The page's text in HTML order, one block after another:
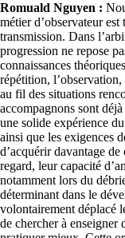
Romuald Nguyen :
métier d’observateur
transmission. Dans
progression ne repose
connaissances
répétition, l’observation,
au fil des situations
accompagnons sont
une solide expérience
ainsi que les exigences
d’acquérir davantage
regard, leur capacité
notamment lors du
déterminant dans le
volontairement déplacé
de chercher à enseigner